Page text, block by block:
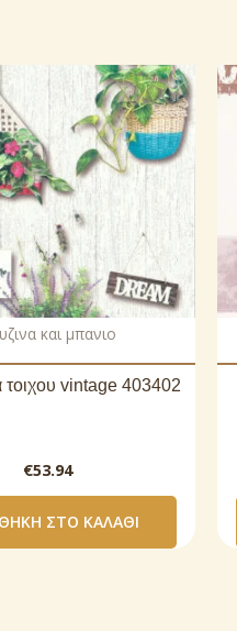
και μπανιο
τοιχου vintage 403402
€53.94
ΣΤΟ ΚΑΛΆΘΙ